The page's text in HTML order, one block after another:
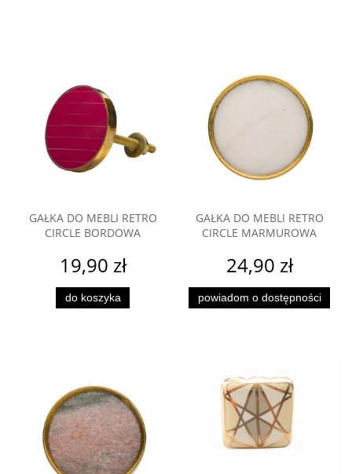
GAŁKA DO MEBLI RETRO
CIRCLE BORDOWA
19,90 zł
do koszyka
GAŁKA DO MEBLI RETRO
CIRCLE MARMUROWA
24,90 zł
powiadom o dostępności